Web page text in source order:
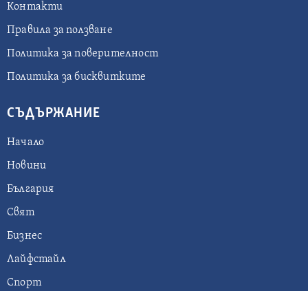
Контакти
Правила за ползване
Политика за поверителност
Политика за бисквитките
СЪДЪРЖАНИЕ
Начало
Новини
България
Свят
Бизнес
Лайфстайл
Спорт